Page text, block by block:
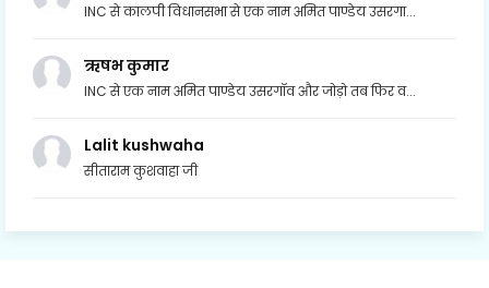
INC से कालपी विधानसभा से एक नाम अमित पाण्डेय उसरगा...
ऋषभ कुमार
INC से एक नाम अमित पाण्डेय उसरगॉव और जोड़ो तब फिर व...
Lalit kushwaha
सीताराम कुशवाहा जी